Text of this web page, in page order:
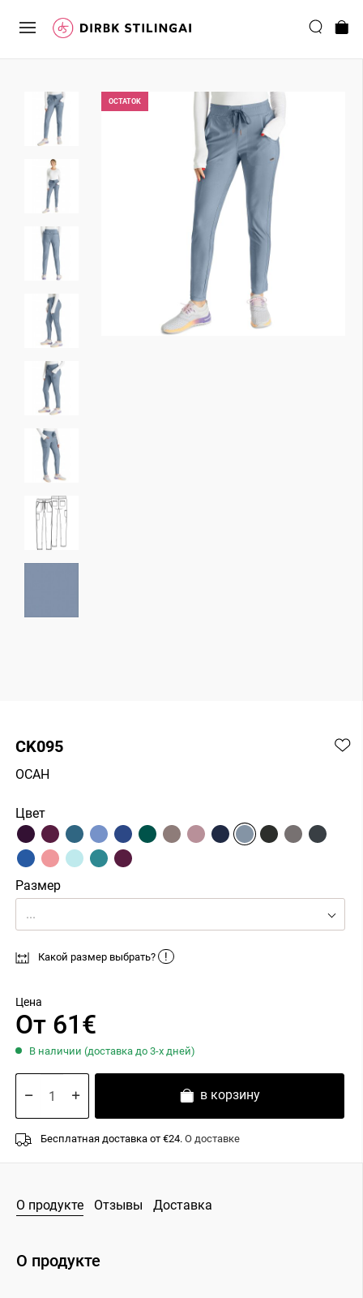
ОCTATOK
CK095
OCAH
Цвет
Размер
...
Какой размер выбрать? !
Цена
От 61€
В наличии (доставка до 3-х дней)
в корзину
Бесплатная доставка от €24. О доставке
О продукте Отзывы Доставка
О продукте